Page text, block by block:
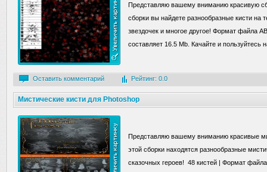
Представляю вашему вниманию красивую
сборки вы найдете разнообразные кисти на
звездочек и многое другое! Формат файла
составляет 16.5 Mb. Качайте и пользуйтесь
Оставить комментарий Рейтинг: 0.0
Мистические кисти для Photoshop
Представляю вашему вниманию красивые
этой сборки находятся разнообразные
сказочных героев! 48 кистей | Формат